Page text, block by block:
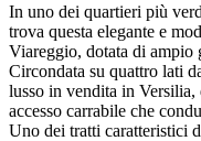
In uno dei quartieri più
trova questa elegante e
Viareggio, dotata di ampio
Circondata su quattro lati
lusso in vendita in Versilia,
accesso carrabile che
Uno dei tratti caratteristici